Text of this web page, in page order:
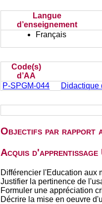
Langue
d’enseignement
Français
Code(s)
d’AA
P-SPGM-044
Didactique
Objectifs par rapport
Acquis d'apprentissage
Différencier l'Education aux
Justifier la pertinence de
Formuler une appréciation
Décrire la mise en oeuvre